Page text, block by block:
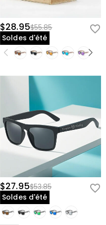
$28.95$55.85
Soldes d'été
$27.95$53.85
Soldes d'été